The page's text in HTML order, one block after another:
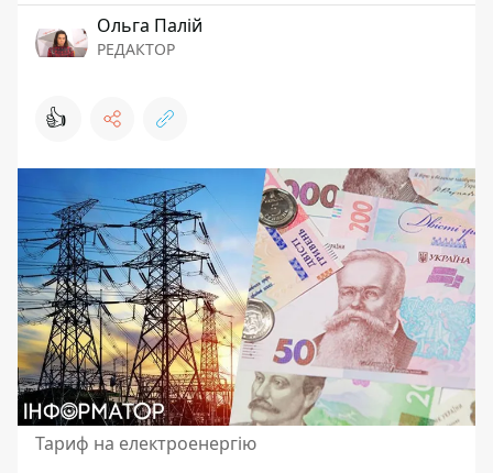
Ольга Палій
РЕДАКТОР
👍
Тариф на електроенергію